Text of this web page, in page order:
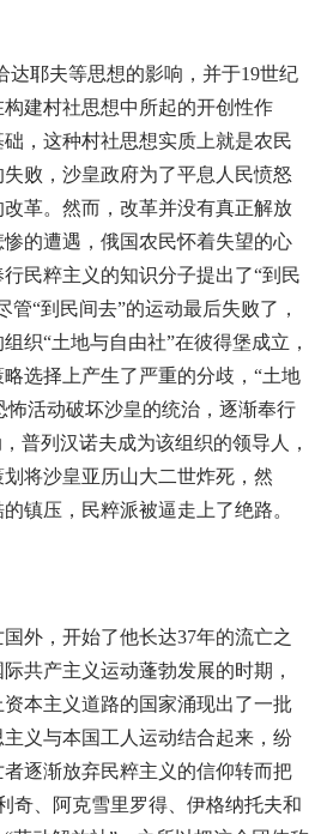
达耶夫等思想的影响，并于19世纪
建村社思想中所起的开创性作
，这种村社思想实质上就是农民
败，沙皇政府为了平息人民愤怒
革。然而，改革并没有真正解放
的遭遇，俄国农民怀着失望的心
民粹主义的知识分子提出了“到民
“到民间去”的运动最后失败了，
织“土地与自由社”在彼得堡成立，
选择上产生了严重的分歧，“土地
怖活动破坏沙皇的统治，逐渐奉行
普列汉诺夫成为该组织的领导人，
将沙皇亚历山大二世炸死，然
镇压，民粹派被逼走上了绝路。
外，开始了他长达37年的流亡之
共产主义运动蓬勃发展的时期，
本主义道路的国家涌现出了一批
义与本国工人运动结合起来，纷
逐渐放弃民粹主义的信仰转而把
奇、阿克雪里罗得、伊格纳托夫和